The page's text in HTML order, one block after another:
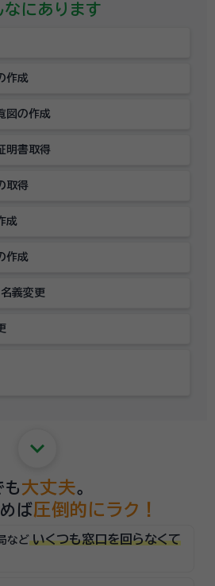
なにあります
作成
図の作成
明書取得
取得
成
作成
義変更
keyboard_arrow_down
も 大丈夫。
ば圧倒的にラク！
など いくつも窓口を回らなくて